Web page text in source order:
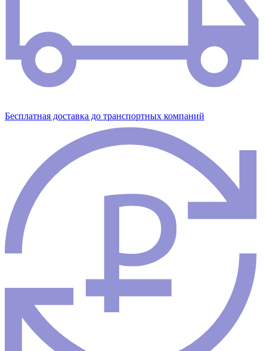
Бесплатная доставка до транспортных компаний